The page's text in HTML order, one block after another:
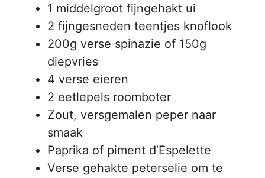
1 middelgroot fijngehakt ui
2 fijngesneden teentjes knoflook
200g verse spinazie of 150g
diepvries
4 verse eieren
2 eetlepels roomboter
Zout, versgemalen peper naar
smaak
Paprika of piment d’Espelette
Verse gehakte peterselie om te